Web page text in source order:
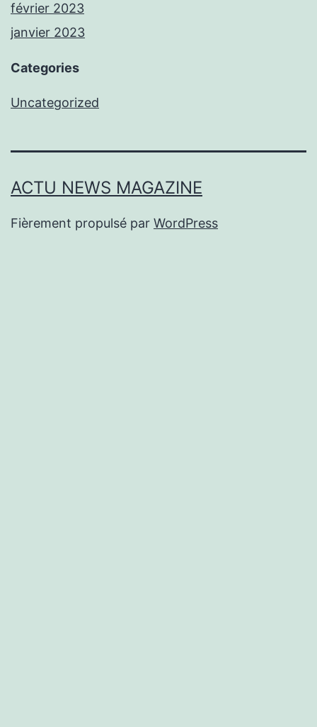
février 2023
janvier 2023
Categories
Uncategorized
ACTU NEWS MAGAZINE
Fièrement propulsé par WordPress